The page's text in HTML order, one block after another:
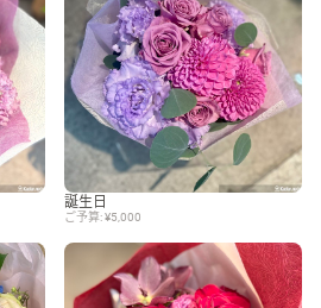
誕生日
ご予算: ¥5,000